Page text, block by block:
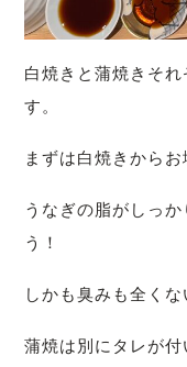
白焼きと蒲焼きそ
す。
まずは白焼きからお
うなぎの脂がしっ
う！
しかも臭みも全く
蒲焼は別にタレが